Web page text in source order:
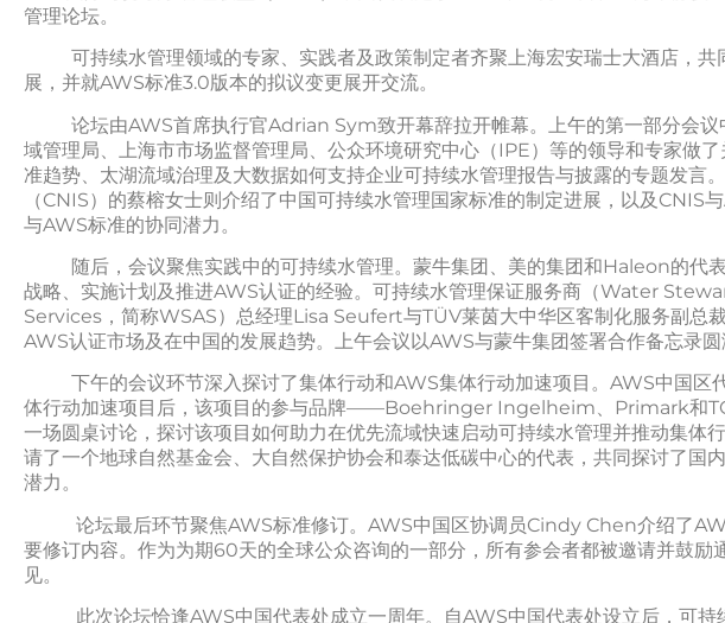
管理论坛。​​
可持续水管理领域的专家、实践者及政策制定者齐聚上海宏安瑞士大酒店，共
展，并就AWS标准3.0版本的拟议变更展开交流。
论坛由AWS首席执行官Adrian Sym致开幕辞拉开帷幕。上午的第一部分会议
域管理局、上海市市场监督管理局、公众环境研究中心（IPE）等的领导和专家做
准趋势、太湖流域治理及大数据如何支持企业可持续水管理报告与披露的专题发言
（CNIS）的蔡榕女士则介绍了中国可持续水管理国家标准的制定进展，以及CNIS
与AWS标准的协同潜力。
随后，会议聚焦实践中的可持续水管理。蒙牛集团、美的集团和Haleon的代表
战略、实施计划及推进AWS认证的经验。可持续水管理保证服务商（Water
Services，简称WSAS）总经理Lisa Seufert与TÜV莱茵大中华区客制化服务副总
AWS认证市场及在中国的发展趋势。上午会议以AWS与蒙牛集团签署合作备忘录圆
下午的会议环节深入探讨了集体行动和AWS集体行动加速项目。AWS中国区
体行动加速项目后，​​该项目的参与品牌——Boehringer Ingelheim、Primark和
一场圆桌讨论，探讨该项目如何助力在优先流域快速启动可持续水管理并推动集体
请了一个地球自然基金会、大自然保护协会和泰达低碳中心的代表，共同探讨了国
潜力。
论坛最后环节聚焦AWS标准修订。AWS中国区协调员Cindy Chen介绍了
要修订内容。作为为期60天的全球公众咨询的一部分，所有参会者都被邀请并鼓励
见。
此次论坛恰逢AWS中国代表处成立一周年。自AWS中国代表处设立后，可持